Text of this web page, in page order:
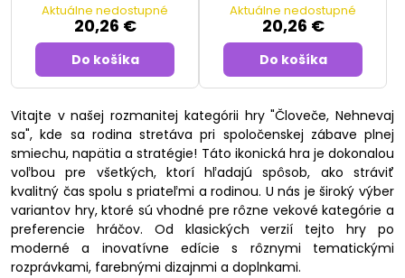
Aktuálne nedostupné
20,26 €
Do košíka
Aktuálne nedostupné
20,26 €
Do košíka
Vitajte v našej rozmanitej kategórii hry "Človeče, Nehnevaj
sa", kde sa rodina stretáva pri spoločenskej zábave plnej
smiechu, napätia a stratégie! Táto ikonická hra je dokonalou
voľbou pre všetkých, ktorí hľadajú spôsob, ako stráviť
kvalitný čas spolu s priateľmi a rodinou. U nás je široký výber
variantov hry, ktoré sú vhodné pre rôzne vekové kategórie a
preferencie hráčov. Od klasických verzií tejto hry po
moderné a inovatívne edície s rôznymi tematickými
rozprávkami, farebnými dizajnmi a doplnkami.